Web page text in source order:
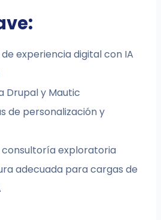
experiencia digital con IA
Drupal y Mautic
de personalización y
consultoría exploratoria
adecuada para cargas de